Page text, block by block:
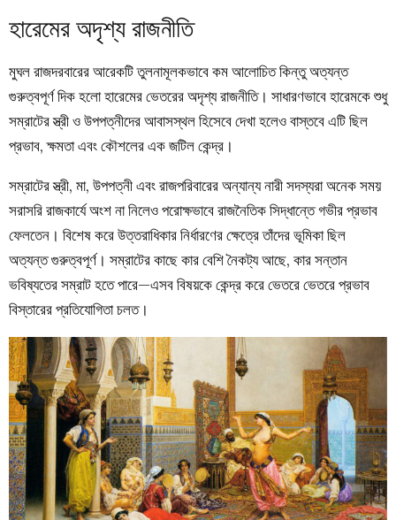
হারেমের অদৃশ্য রাজনীতি
মুঘল রাজদরবারের আরেকটি তুলনামূলকভাবে কম আলোচিত কিন্তু অত্যন্ত
গুরুত্বপূর্ণ দিক হলো হারেমের ভেতরের অদৃশ্য রাজনীতি। সাধারণভাবে হারেমকে শুধু
সম্রাটের স্ত্রী ও উপপত্নীদের আবাসস্থল হিসেবে দেখা হলেও বাস্তবে এটি ছিল
প্রভাব, ক্ষমতা এবং কৌশলের এক জটিল কেন্দ্র।
সম্রাটের স্ত্রী, মা, উপপত্নী এবং রাজপরিবারের অন্যান্য নারী সদস্যরা অনেক সময়
সরাসরি রাজকার্যে অংশ না নিলেও পরোক্ষভাবে রাজনৈতিক সিদ্ধান্তে গভীর প্রভাব
ফেলতেন। বিশেষ করে উত্তরাধিকার নির্ধারণের ক্ষেত্রে তাঁদের ভূমিকা ছিল
অত্যন্ত গুরুত্বপূর্ণ। সম্রাটের কাছে কার বেশি নৈকট্য আছে, কার সন্তান
ভবিষ্যতের সম্রাট হতে পারে—এসব বিষয়কে কেন্দ্র করে ভেতরে ভেতরে প্রভাব
বিস্তারের প্রতিযোগিতা চলত।